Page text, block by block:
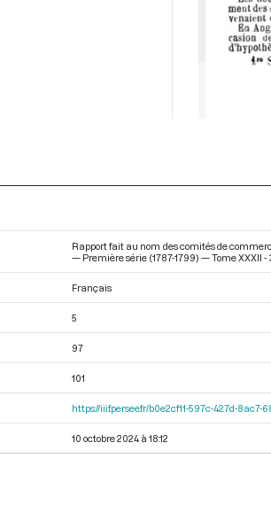
Rapport fait au nom des comités de
— Première série (1787-1799) — Tome XXXII -
Français
5
97
101
https://iiif.persee.fr/b0e2cf11-597c-427d-
10 octobre 2024 à 18:12